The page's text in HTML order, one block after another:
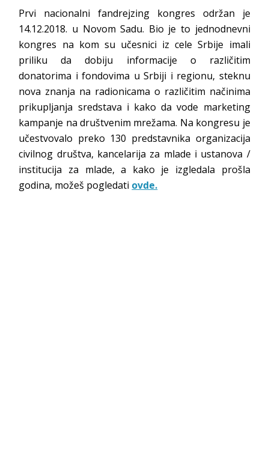
Prvi nacionalni fandrejzing kongres održan je
14.12.2018. u Novom Sadu. Bio je to jednodnevni
kongres na kom su učesnici iz cele Srbije imali
priliku da dobiju informacije o različitim
donatorima i fondovima u Srbiji i regionu, steknu
nova znanja na radionicama o različitim načinima
prikupljanja sredstava i kako da vode marketing
kampanje na društvenim mrežama. Na kongresu je
učestvovalo preko 130 predstavnika organizacija
civilnog društva, kancelarija za mlade i ustanova /
institucija za mlade, a kako je izgledala prošla
godina, možeš pogledati ovde.